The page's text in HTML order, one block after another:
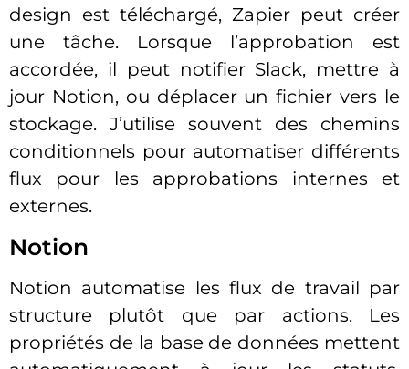
design est téléchargé, Zapier peut créer
une tâche. Lorsque l’approbation est
accordée, il peut notifier Slack, mettre à
jour Notion, ou déplacer un fichier vers le
stockage. J’utilise souvent des chemins
conditionnels pour automatiser différents
flux pour les approbations internes et
externes.
Notion
Notion automatise les flux de travail par
structure plutôt que par actions. Les
propriétés de la base de données mettent